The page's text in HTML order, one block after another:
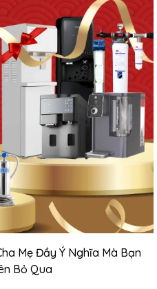
Mẹ Đầy Ý Nghĩa Mà Bạn
Bỏ Qua